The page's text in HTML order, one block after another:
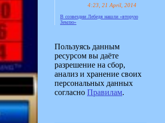
4:23, 21 April, 2014
В созвездии Лебедя нашли «вторую
Землю»
Пользуясь данным
ресурсом вы даёте
разрешение на сбор,
анализ и хранение своих
персональных данных
согласно Правилам.